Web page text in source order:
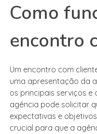
Como
encontro
Um encontro com
uma apresentação da
os principais serviços e
agência pode solicitar
expectativas e
crucial para que a